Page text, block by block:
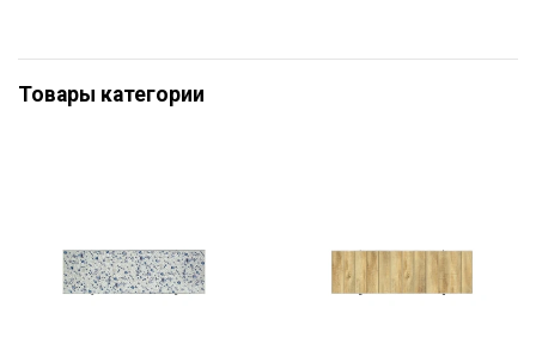
Товары категории